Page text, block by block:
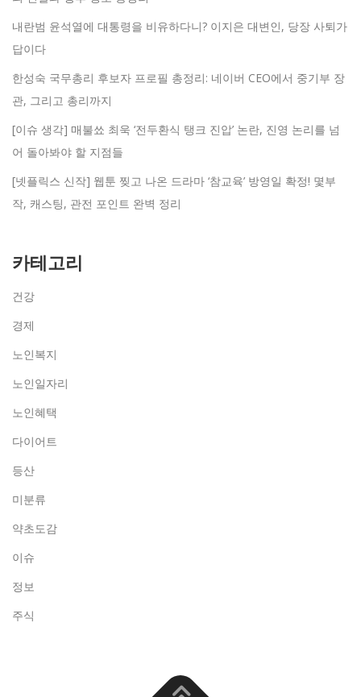
내란범 윤석열에 대통령을 비유하다니? 이지은 대변인, 당장 사퇴가
답이다
한성숙 국무총리 후보자 프로필 총정리: 네이버 CEO에서 중기부 장
관, 그리고 총리까지
[이슈 생각] 매불쑈 최욱 ‘전두환식 탱크 진압’ 논란, 진영 논리를 넘
어 돌아봐야 할 지점들
[넷플릭스 신작] 웹툰 찢고 나온 드라마 ‘참교육’ 방영일 확정! 몇부
작, 캐스팅, 관전 포인트 완벽 정리
카테고리
건강
경제
노인복지
노인일자리
노인혜택
다이어트
등산
미분류
약초도감
이슈
정보
주식